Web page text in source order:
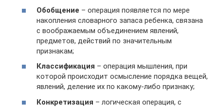
Обобщение – операция появляется по мере
накопления словарного запаса ребенка, связана
с воображаемым объединением явлений,
предметов, действий по значительным
признакам;
Классификация – операция мышления, при
которой происходит осмысление порядка вещей,
явлений, деление их по какому-либо признаку;
Конкретизация – логическая операция, с